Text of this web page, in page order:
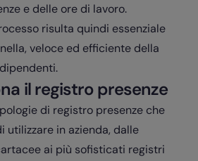
e delle ore di lavoro.
risulta quindi essenziale
veloce ed efficiente della
il registro presenze
di registro presenze che
utilizzare in azienda, dalle
ai più sofisticati registri